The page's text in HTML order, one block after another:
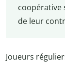
coopérative
de leur
Joueurs